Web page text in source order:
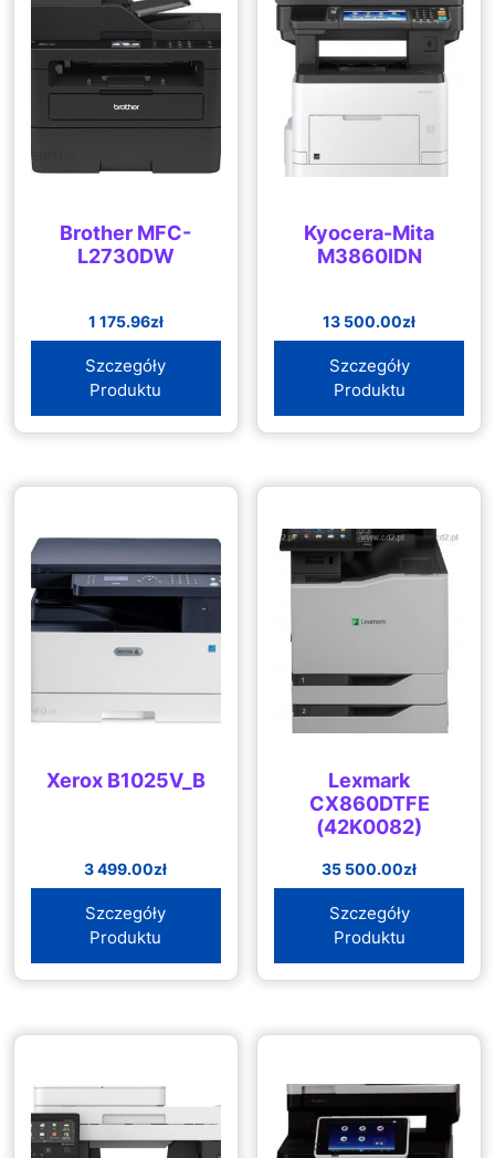
Brother MFC-
L2730DW
1 175.96zł
Szczegóły
Produktu
Kyocera-Mita
M3860IDN
13 500.00zł
Szczegóły
Produktu
Xerox B1025V_B
3 499.00zł
Szczegóły
Produktu
Lexmark
CX860DTFE
(42K0082)
35 500.00zł
Szczegóły
Produktu